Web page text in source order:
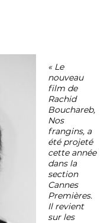
« Le
nouveau
film de
Rachid
Bouchareb,
Nos
frangins, a
été projeté
cette année
dans la
section
Cannes
Premières.
Il revient
sur les